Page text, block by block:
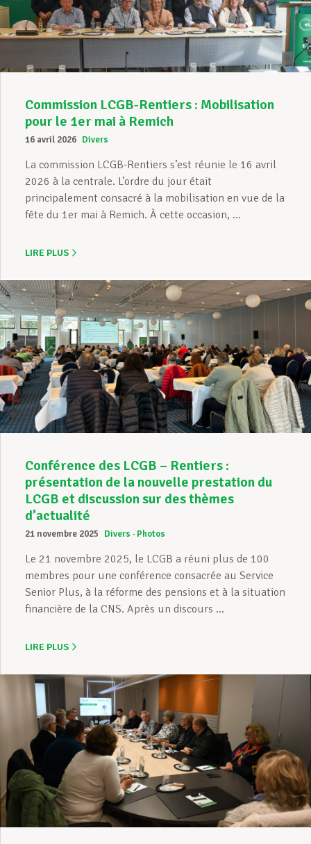
Assistance en vie privée
Devenir Membre
Actualités
Commission LCGB-Rentiers : Mobilisation
pour le 1er mai à Remich
16 avril 2026 Divers
La commission LCGB-Rentiers s’est réunie le 16 avril
2026 à la centrale. L’ordre du jour était
principalement consacré à la mobilisation en vue de la
fête du 1er mai à Remich. À cette occasion, ...
LIRE PLUS
Conférence des LCGB – Rentiers :
présentation de la nouvelle prestation du
LCGB et discussion sur des thèmes
d’actualité
21 novembre 2025 Divers Photos
Le 21 novembre 2025, le LCGB a réuni plus de 100
membres pour une conférence consacrée au Service
Senior Plus, à la réforme des pensions et à la situation
financière de la CNS. Après un discours ...
LIRE PLUS